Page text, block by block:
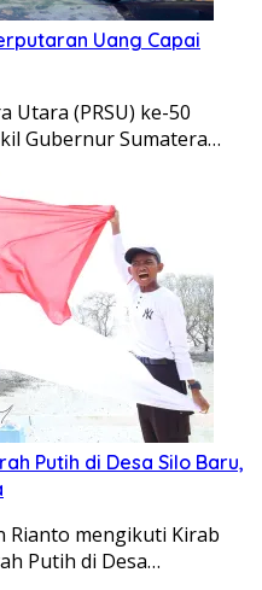
Uang Capai
Utara (PRSU) ke-50
Gubernur Sumatera…
Putih di Desa Silo Baru,
Rianto mengikuti Kirab
Putih di Desa…